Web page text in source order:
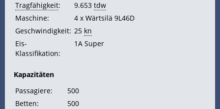
Tragfähigkeit: 9.653 tdw
Maschine:
4 x Wärtsilä 9L46D
Geschwindigkeit: 25 kn
Eis-
Klassifikation:
1A Super
Kapazitäten
Passagiere:
500
Betten:
500